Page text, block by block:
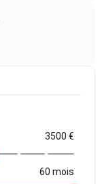
3500 €
60 mois